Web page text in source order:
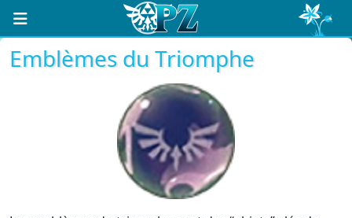
Emblèmes du Triomphe